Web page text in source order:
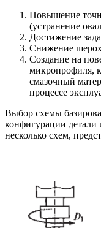
Повышение
(устранение
Достижение
Снижение
Создание на
микропрофиля,
смазочный
процессе
Выбор схемы
конфигурации детали
несколько схем,